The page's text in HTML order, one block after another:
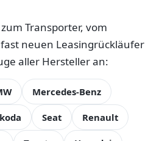
Transporter, vom
neuen Leasingrückläufer
aller Hersteller an:
Mercedes-Benz
Seat Renault